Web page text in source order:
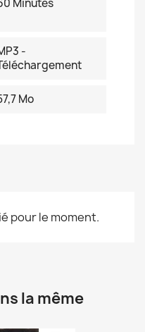
Minutes
-
Mo
pour le moment.
la même